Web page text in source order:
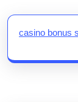
casino bonus